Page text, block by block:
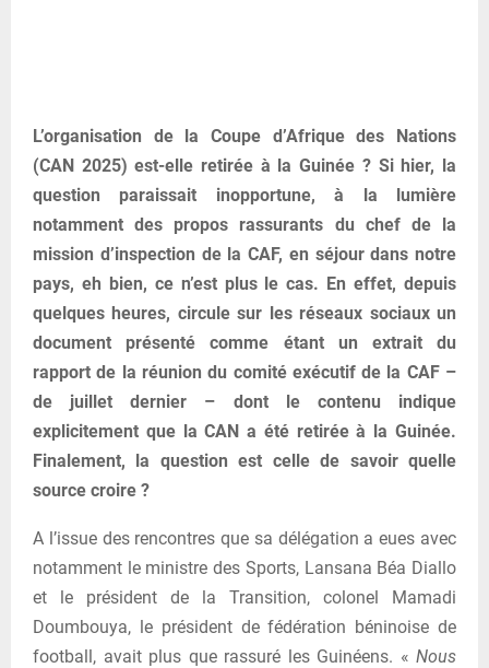
L’organisation de la Coupe d’Afrique des Nations
(CAN 2025) est-elle retirée à la Guinée ? Si hier, la
question paraissait inopportune, à la lumière
notamment des propos rassurants du chef de la
mission d’inspection de la CAF, en séjour dans notre
pays, eh bien, ce n’est plus le cas. En effet, depuis
quelques heures, circule sur les réseaux sociaux un
document présenté comme étant un extrait du
rapport de la réunion du comité exécutif de la CAF –
de juillet dernier – dont le contenu indique
explicitement que la CAN a été retirée à la Guinée.
Finalement, la question est celle de savoir quelle
source croire ?
A l’issue des rencontres que sa délégation a eues avec
notamment le ministre des Sports, Lansana Béa Diallo
et le président de la Transition, colonel Mamadi
Doumbouya, le président de fédération béninoise de
football, avait plus que rassuré les Guinéens. « Nous